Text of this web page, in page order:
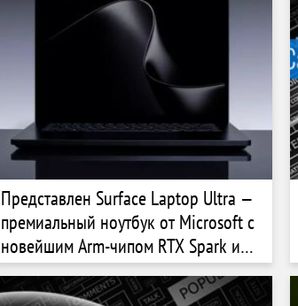
Представлен Surface Laptop Ultra —
премиальный ноутбук от Microsoft с
новейшим Arm-чипом RTX Spark и
miniLED-экраном